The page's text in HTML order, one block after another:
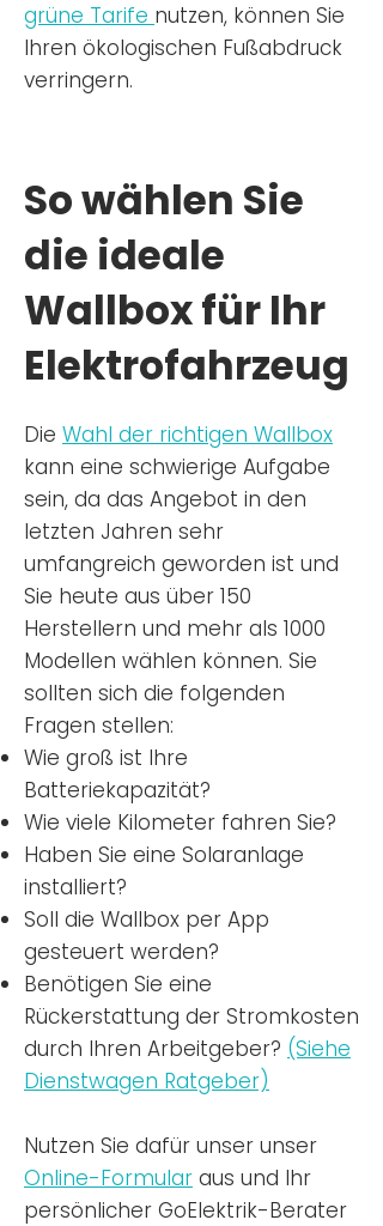
grüne Tarife nutzen, können Sie
Ihren ökologischen Fußabdruck
verringern.
So wählen Sie
die ideale
Wallbox für Ihr
Elektrofahrzeug
Die Wahl der richtigen Wallbox
kann eine schwierige Aufgabe
sein, da das Angebot in den
letzten Jahren sehr
umfangreich geworden ist und
Sie heute aus über 150
Herstellern und mehr als 1000
Modellen wählen können. Sie
sollten sich die folgenden
Fragen stellen:
Wie groß ist Ihre
Batteriekapazität?
Wie viele Kilometer fahren Sie?
Haben Sie eine Solaranlage
installiert?
Soll die Wallbox per App
gesteuert werden?
Benötigen Sie eine
Rückerstattung der Stromkosten
durch Ihren Arbeitgeber? (Siehe
Dienstwagen Ratgeber)
Nutzen Sie dafür unser unser
Online-Formular aus und Ihr
persönlicher GoElektrik-Berater